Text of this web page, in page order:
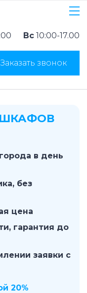
Вс 10:00-17.00
Заказать звонок
в день
без
цена
гарантия до
заявки с
20%